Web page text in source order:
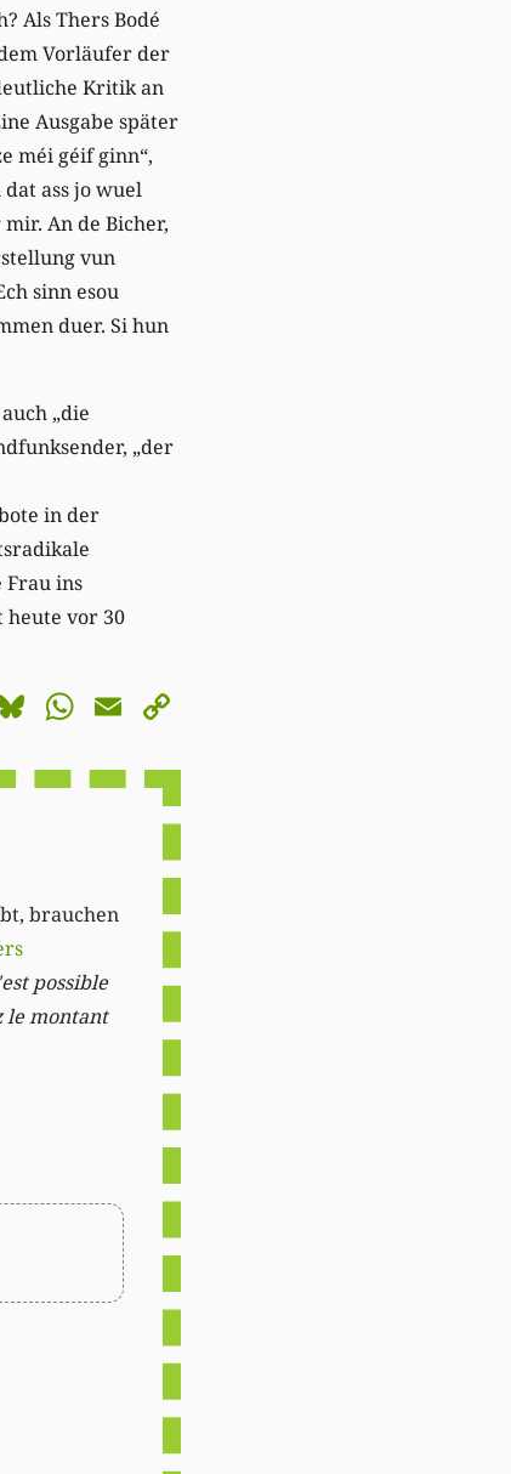
Als Thers Bodé
Vorläufer der
Kritik an
Ausgabe später
méi géif ginn“,
ass jo wuel
An de Bicher,
vun
sinn esou
duer. Si hun
„die
„der
in der
Frau ins
vor 30
Bluesky
WhatsApp
Email
brauchen
possible
le montant